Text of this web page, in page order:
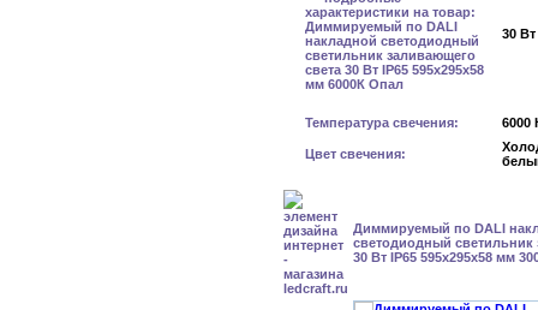
30 Вт
Температура свечения: 6000
Цвет свечения:
Диммируемый по DALI
светодиодный светильник
30 Вт IP65 595x295x58 мм